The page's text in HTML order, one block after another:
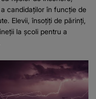
candidaților în funcție de
Elevii, însoțiți de părinți,
la școli pentru a